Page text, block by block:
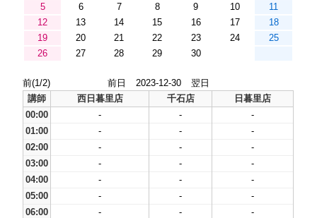
5
6 7 8 9 10
11
12
13 14 15 16 17
18
19
20 21 22 23 24
25
26
27 28 29 30
前(1/2) 前日 2023-12-30
翌日
講師
西日暮里店 千石店
日暮里店
00:00
- -
-
01:00
- -
-
02:00
- -
-
03:00
- -
-
04:00
- -
-
05:00
- -
-
06:00
- -
-